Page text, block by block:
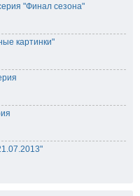
"Финал сезона"
картинки"